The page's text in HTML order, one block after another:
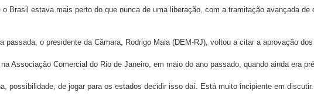
Brasil estava mais perto do que nunca de uma liberação, com a tramitação avançada
passada, o presidente da Câmara, Rodrigo Maia (DEM-RJ), voltou a citar a aprovação
Associação Comercial do Rio de Janeiro, em maio do ano passado, quando ainda era
possibilidade, de jogar para os estados decidir isso daí. Está muito incipiente em